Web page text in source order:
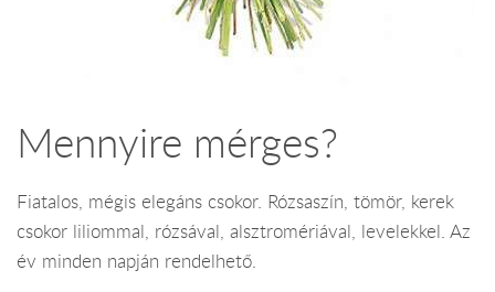
Mennyire mérges?
Fiatalos, mégis elegáns csokor. Rózsaszín, tömör, kerek
csokor liliommal, rózsával, alsztromériával, levelekkel. Az
év minden napján rendelhető.